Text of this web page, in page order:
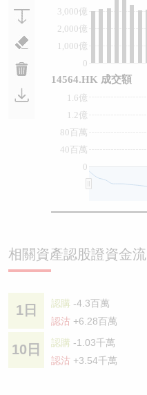
0
1,000億
2,000億
3,000億
0
40百萬
80百萬
1.2億
1.6億
14564.HK 成交額
相關資產認股證資金流
1日 認購 -4.3百萬
認沽 +6.28百萬
10日 認購 -1.03千萬
認沽 +3.54千萬